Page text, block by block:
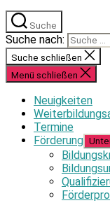
Suche
Suche nach:
Suche schließen
Menü schließen
Neuigkeiten
Termine
Förderung